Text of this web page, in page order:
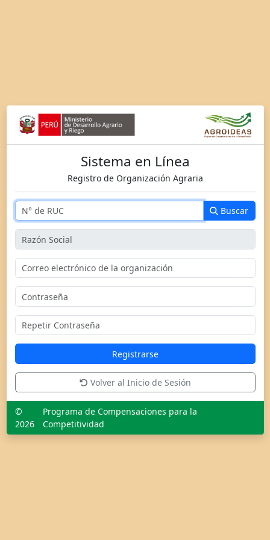
Sistema en Línea
Registro de Organización Agraria
Buscar
Registrarse
Volver al Inicio de Sesión
©
2026
Programa de Compensaciones para la
Competitividad